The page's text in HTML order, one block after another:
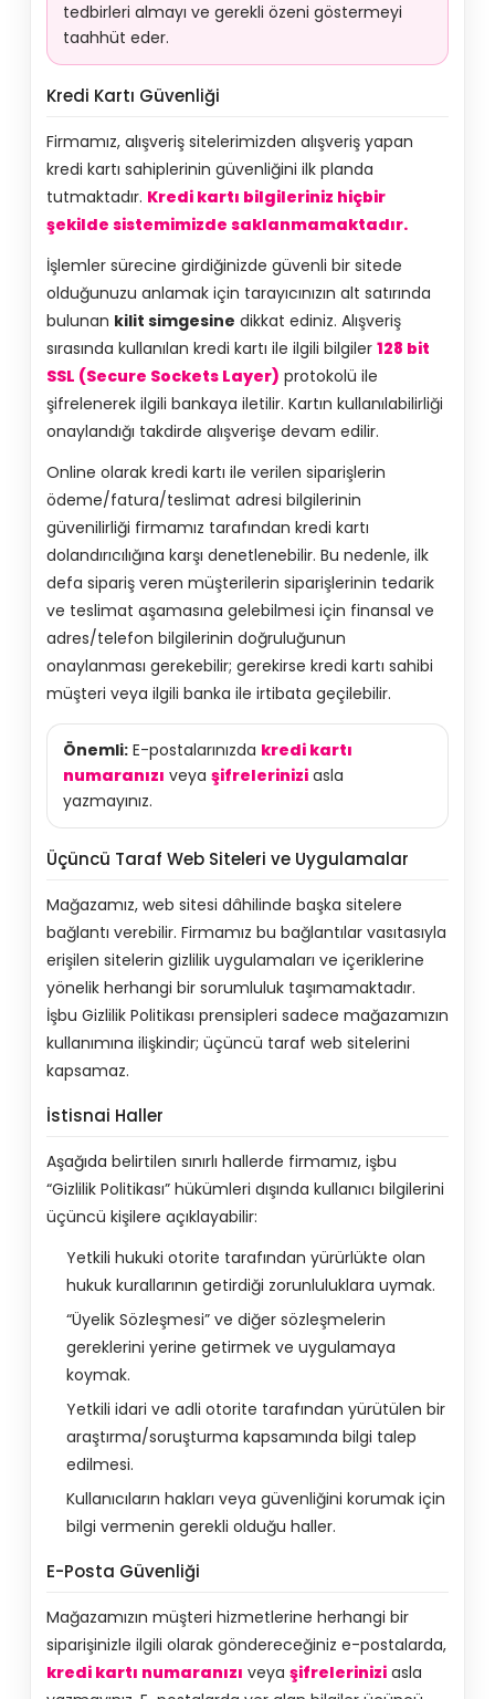
tedbirleri almayı ve gerekli özeni göstermeyi
taahhüt eder.
Kredi Kartı Güvenliği
Firmamız, alışveriş sitelerimizden alışveriş yapan
kredi kartı sahiplerinin güvenliğini ilk planda
tutmaktadır. Kredi kartı bilgileriniz hiçbir
şekilde sistemimizde saklanmamaktadır.
İşlemler sürecine girdiğinizde güvenli bir sitede
olduğunuzu anlamak için tarayıcınızın alt satırında
bulunan kilit simgesine dikkat ediniz. Alışveriş
sırasında kullanılan kredi kartı ile ilgili bilgiler 128 bit
SSL (Secure Sockets Layer) protokolü ile
şifrelenerek ilgili bankaya iletilir. Kartın kullanılabilirliği
onaylandığı takdirde alışverişe devam edilir.
Online olarak kredi kartı ile verilen siparişlerin
ödeme/fatura/teslimat adresi bilgilerinin
güvenilirliği firmamız tarafından kredi kartı
dolandırıcılığına karşı denetlenebilir. Bu nedenle, ilk
defa sipariş veren müşterilerin siparişlerinin tedarik
ve teslimat aşamasına gelebilmesi için finansal ve
adres/telefon bilgilerinin doğruluğunun
onaylanması gerekebilir; gerekirse kredi kartı sahibi
müşteri veya ilgili banka ile irtibata geçilebilir.
Önemli: E-postalarınızda kredi kartı
numaranızı veya şifrelerinizi asla
yazmayınız.
Üçüncü Taraf Web Siteleri ve Uygulamalar
Mağazamız, web sitesi dâhilinde başka sitelere
bağlantı verebilir. Firmamız bu bağlantılar vasıtasıyla
erişilen sitelerin gizlilik uygulamaları ve içeriklerine
yönelik herhangi bir sorumluluk taşımamaktadır.
İşbu Gizlilik Politikası prensipleri sadece mağazamızın
kullanımına ilişkindir; üçüncü taraf web sitelerini
kapsamaz.
İstisnai Haller
Aşağıda belirtilen sınırlı hallerde firmamız, işbu
“Gizlilik Politikası” hükümleri dışında kullanıcı bilgilerini
üçüncü kişilere açıklayabilir:
Yetkili hukuki otorite tarafından yürürlükte olan
hukuk kurallarının getirdiği zorunluluklara uymak.
“Üyelik Sözleşmesi” ve diğer sözleşmelerin
gereklerini yerine getirmek ve uygulamaya
koymak.
Yetkili idari ve adli otorite tarafından yürütülen bir
araştırma/soruşturma kapsamında bilgi talep
edilmesi.
Kullanıcıların hakları veya güvenliğini korumak için
bilgi vermenin gerekli olduğu haller.
E-Posta Güvenliği
Mağazamızın müşteri hizmetlerine herhangi bir
siparişinizle ilgili olarak göndereceğiniz e-postalarda,
kredi kartı numaranızı veya şifrelerinizi asla